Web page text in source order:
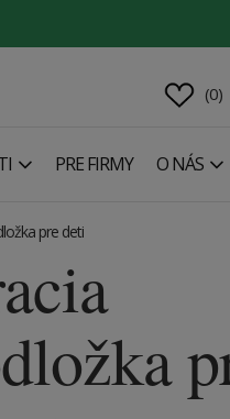
(0)
PRE FIRMY O NÁS
pre deti